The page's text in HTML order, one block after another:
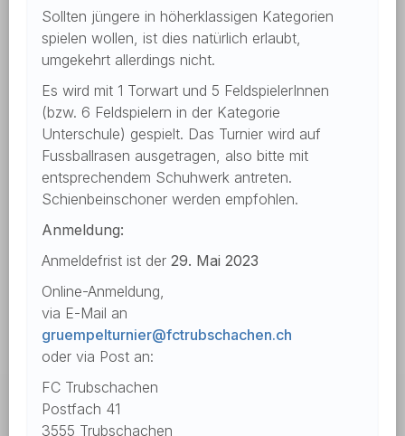
Sollten jüngere in höherklassigen Kategorien
spielen wollen, ist dies natürlich erlaubt,
umgekehrt allerdings nicht.
Es wird mit 1 Torwart und 5 FeldspielerInnen
(bzw. 6 Feldspielern in der Kategorie
Unterschule) gespielt. Das Turnier wird auf
Fussballrasen ausgetragen, also bitte mit
entsprechendem Schuhwerk antreten.
Schienbeinschoner werden empfohlen.
Anmeldung:
Anmeldefrist ist der 29. Mai 2023
Online-Anmeldung,
via E-Mail an
gruempelturnier@fctrubschachen.ch
oder via Post an:
FC Trubschachen
Postfach 41
3555 Trubschachen